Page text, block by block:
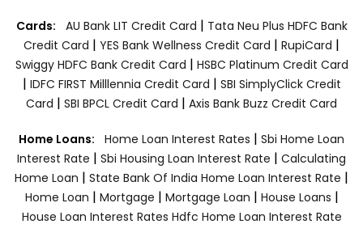
Cards: AU Bank LIT Credit Card | Tata Neu Plus HDFC Bank
Credit Card | YES Bank Wellness Credit Card | RupiCard |
Swiggy HDFC Bank Credit Card | HSBC Platinum Credit Card
| IDFC FIRST Milllennia Credit Card | SBI SimplyClick Credit
Card | SBI BPCL Credit Card | Axis Bank Buzz Credit Card
Home Loans: Home Loan Interest Rates | Sbi Home Loan
Interest Rate | Sbi Housing Loan Interest Rate | Calculating
Home Loan | State Bank Of India Home Loan Interest Rate |
Home Loan | Mortgage | Mortgage Loan | House Loans |
House Loan Interest Rates Hdfc Home Loan Interest Rate